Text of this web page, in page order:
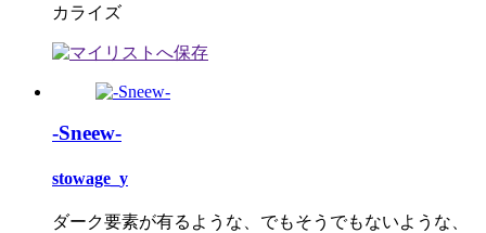
カライズ
-Sneew-
stowage_y
ダーク要素が有るような、でもそうでもないような、